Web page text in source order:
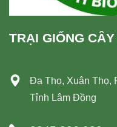
TRẠI GIỐNG CÂY
Đa Thọ, Xuân Thọ,
Tỉnh Lâm Đồng